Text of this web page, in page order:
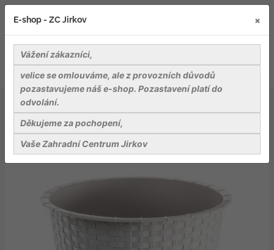
Záhradnické potřeby
Plastové květináče a podmisky
Květináč kulatý bez misky RATOLLA ROUND bílý 23,5cm
E-shop - ZC Jirkov ×
Vážení zákazníci,
velice se omlouváme, ale z provozních důvodů
pozastavujeme náš e-shop. Pozastavení platí do
odvolání.
Děkujeme za pochopení,
Vaše Zahradní Centrum Jirkov